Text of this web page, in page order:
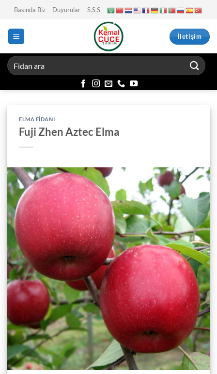
İçeriğeBasında Biz Duyurular S.S.S
İletişim
ELMA FIDANI
Fuji Zhen Aztec Elma